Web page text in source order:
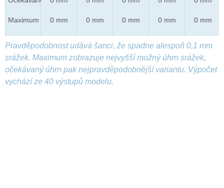
Maximum 0 mm 0 mm 0 mm 0 mm 0 mm
Pravděpodobnost udává šanci, že spadne alespoň 0,1 mm
srážek. Maximum zobrazuje nejvyšší možný úhrn srážek,
očekávaný úhrn pak nejpravděpodobnější variantu. Výpočet
vychází ze 40 výstupů modelu.